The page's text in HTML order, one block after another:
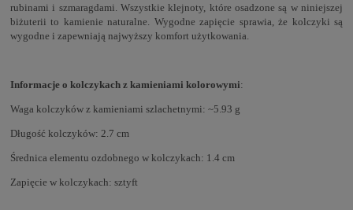
rubinami i szmaragdami. Wszystkie klejnoty, które osadzone są w niniejszej
biżuterii to kamienie naturalne. Wygodne zapięcie sprawia, że kolczyki są
wygodne i zapewniają najwyższy komfort użytkowania.
Informacje o kolczykach z kamieniami kolorowymi:
Waga kolczyków z kamieniami szlachetnymi: ~5.93 g
Długość kolczyków: 2.7 cm
Średnica elementu ozdobnego w kolczykach: 1.4 cm
Zapięcie w kolczykach: sztyft